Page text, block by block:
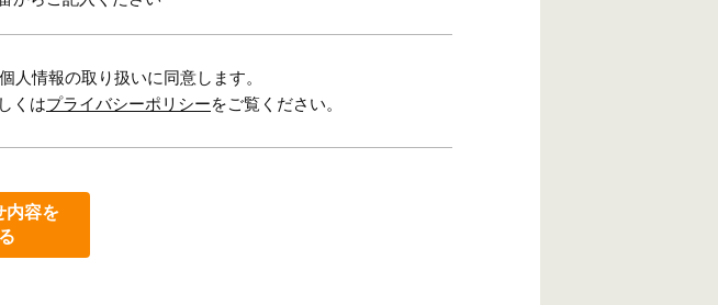
個人情報の取り扱いに同意します。
くはプライバシーポリシーをご覧ください。
内容を